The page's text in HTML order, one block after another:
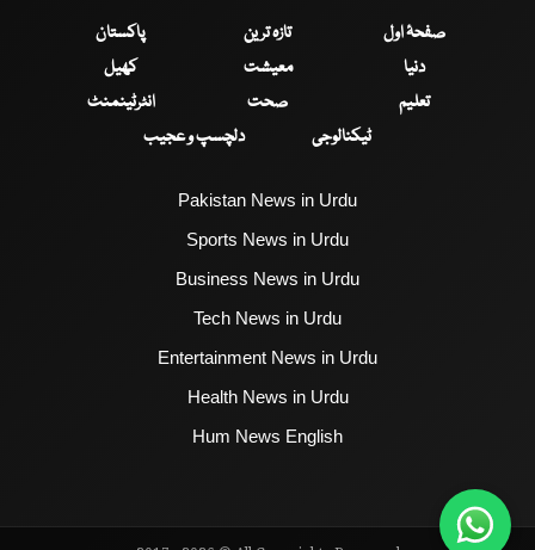
صفحۂ اول تازہ ترین
پاکستان
دنیا
معیشت
کھیل
تعلیم
صحت
انٹرٹینمنٹ
ٹیکنالوجی
دلچسپ و عجیب
Pakistan News in Urdu
Sports News in Urdu
Business News in Urdu
Tech News in Urdu
Entertainment News in Urdu
Health News in Urdu
Hum News English